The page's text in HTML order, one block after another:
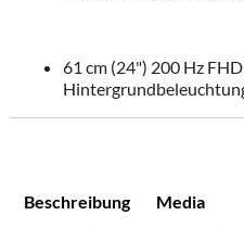
61 cm (24") 200 Hz
Beschreibung
Media